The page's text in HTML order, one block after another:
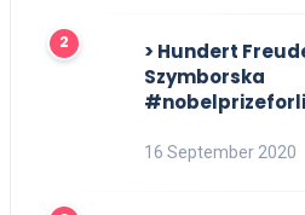
> Hundert
Szymborska
16 September 2020